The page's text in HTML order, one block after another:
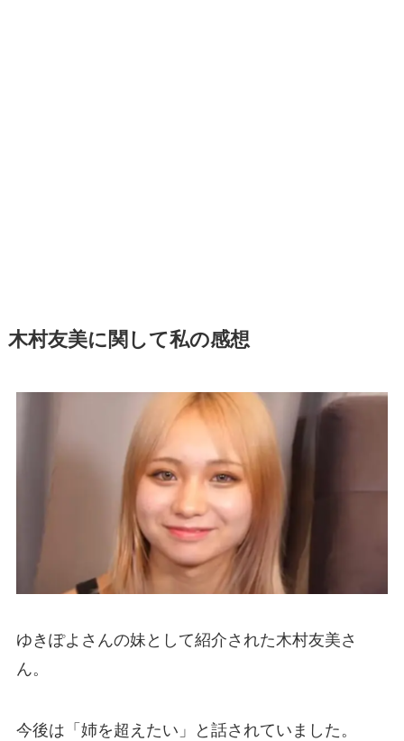
木村友美に関して私の感想
ゆきぽよさんの妹として紹介された木村友美さ
ん。
今後は「姉を超えたい」と話されていました。